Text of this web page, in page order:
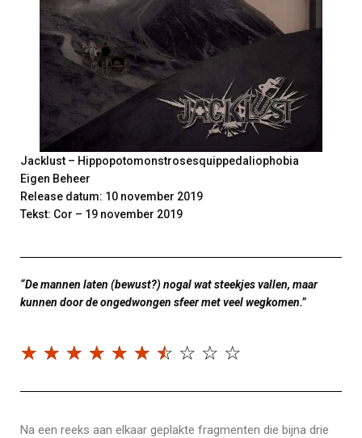
Jacklust – Hippopotomonstrosesquippedaliophobia
Eigen Beheer
Release datum: 10 november 2019
Tekst: Cor – 19 november 2019
“De mannen laten (bewust?) nogal wat steekjes vallen, maar
kunnen door de ongedwongen sfeer met veel wegkomen.”
☆ ☆ ☆ ☆ ☆ ☆ ☆ ☆ ☆ ☆
Na een reeks aan elkaar geplakte fragmenten die bijna drie